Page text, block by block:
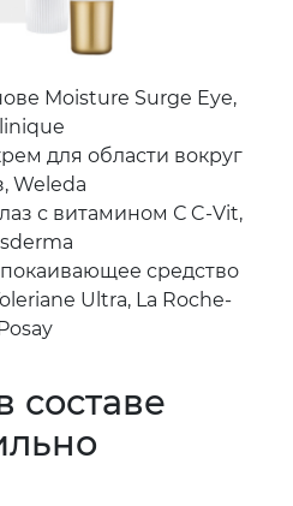
Moisture Surge Eye,
для области вокруг
Weleda
с витамином С C-Vit,
средство
Ultra, La Roche-
составе